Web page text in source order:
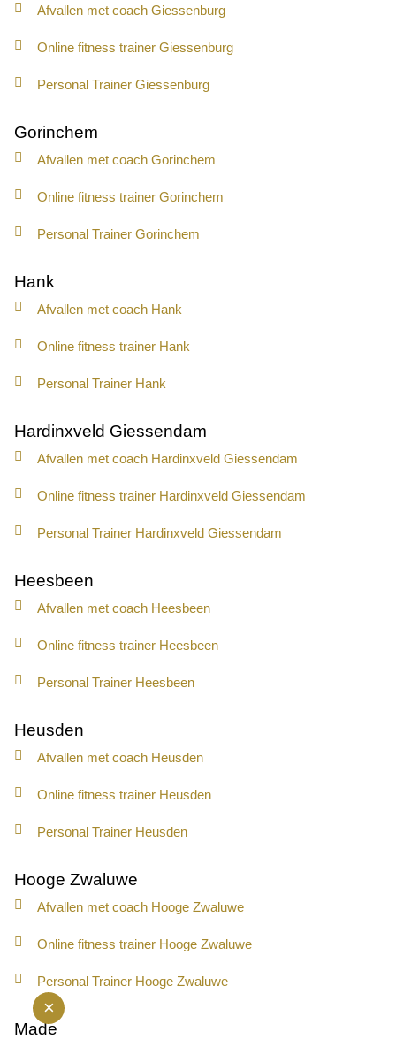
Afvallen met coach Giessenburg
Online fitness trainer Giessenburg
Personal Trainer Giessenburg
Gorinchem
Afvallen met coach Gorinchem
Online fitness trainer Gorinchem
Personal Trainer Gorinchem
Hank
Afvallen met coach Hank
Online fitness trainer Hank
Personal Trainer Hank
Hardinxveld Giessendam
Afvallen met coach Hardinxveld Giessendam
Online fitness trainer Hardinxveld Giessendam
Personal Trainer Hardinxveld Giessendam
Heesbeen
Afvallen met coach Heesbeen
Online fitness trainer Heesbeen
Personal Trainer Heesbeen
Heusden
Afvallen met coach Heusden
Online fitness trainer Heusden
Personal Trainer Heusden
Hooge Zwaluwe
Afvallen met coach Hooge Zwaluwe
Online fitness trainer Hooge Zwaluwe
Personal Trainer Hooge Zwaluwe
Made
×